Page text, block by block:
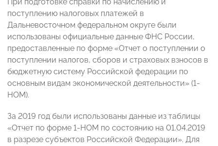
поступлению налоговых платежей в
Дальневосточном федеральном округе были
использованы официальные данные ФНС России,
предоставленные по форме «Отчет о поступлении о
поступлении налогов, сборов и страховых взносов в
бюджетную систему Российской федерации по
основным видам экономической деятельности» (1-
НОМ).
За 2019 год были использованы данные из таблицы
«Отчет по форме 1-НОМ по состоянию на 01.04.2019
в разрезе субъектов Российской Федерации». Для